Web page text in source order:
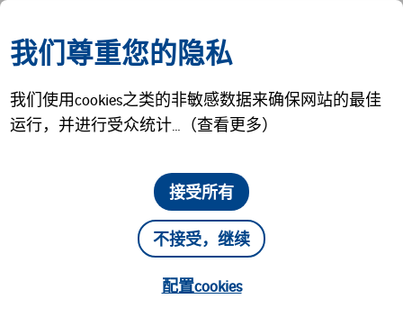
PMT（10 级）USB-B
连接器，以太网
（RJ45）Micro SD 插
槽（本地数据存
我们尊重您的隐私
我们使用cookies之类的非敏感数据来确保网站的最佳
运行，并进行受众统计…（查看更多）
接受所有
不接受，继续
配置cookies